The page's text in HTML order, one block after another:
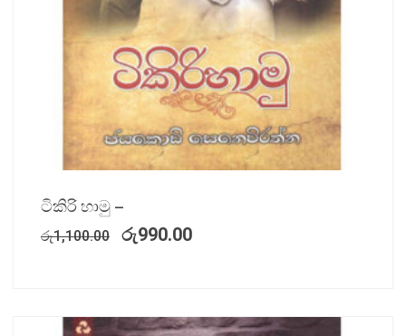
ටිකිරි හාමු –
රු1,100.00 රු990.00